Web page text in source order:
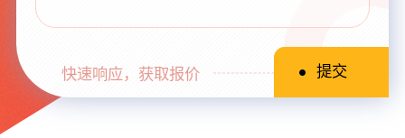
快速响应，获取报价